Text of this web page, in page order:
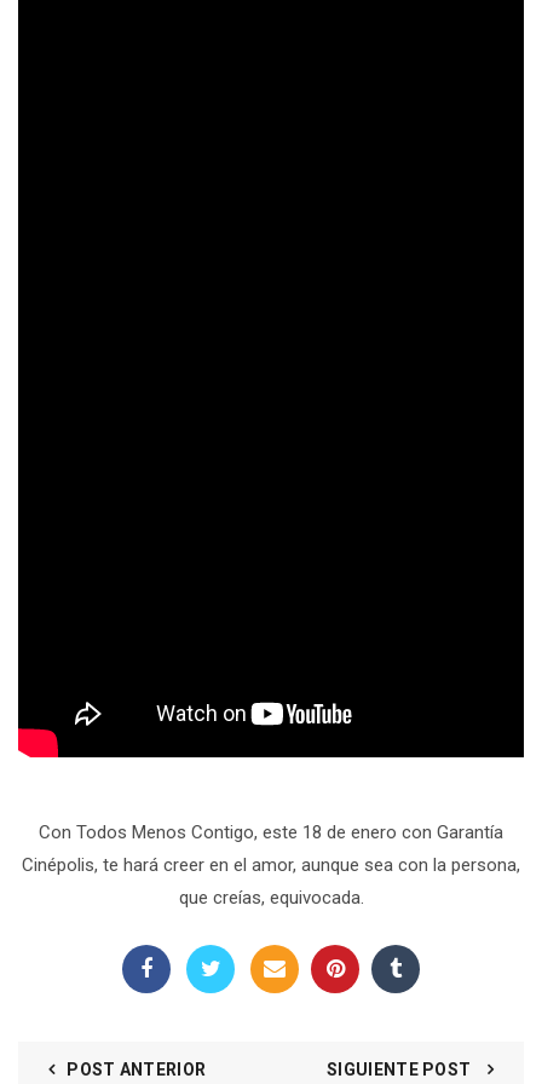
Con Todos Menos Contigo, este 18 de enero con Garantía
Cinépolis, te hará creer en el amor, aunque sea con la persona,
que creías, equivocada.
POST ANTERIOR SIGUIENTE POST